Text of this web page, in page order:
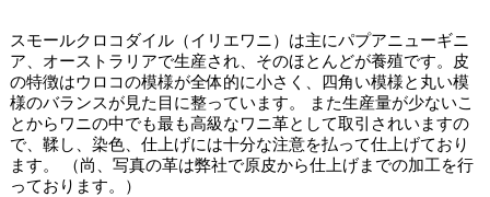
スモールクロコダイル（イリエワニ）は主にパプアニューギニ
ア、オーストラリアで生産され、そのほとんどが養殖です。皮
の特徴はウロコの模様が全体的に小さく、四角い模様と丸い模
様のバランスが見た目に整っています。 また生産量が少ないこ
とからワニの中でも最も高級なワニ革として取引されいますの
で、鞣し、染色、仕上げには十分な注意を払って仕上げており
ます。 （尚、写真の革は弊社で原皮から仕上げまでの加工を行
っております。）